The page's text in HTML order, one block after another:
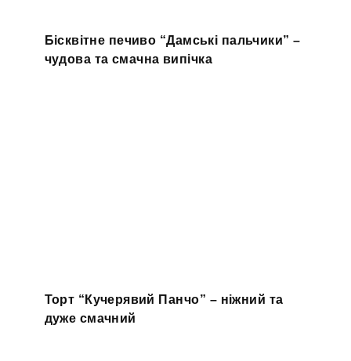
Бісквітне печиво “Дамські пальчики” –
чудова та смачна випічка
Торт “Кучерявий Панчо” – ніжний та
дуже смачний